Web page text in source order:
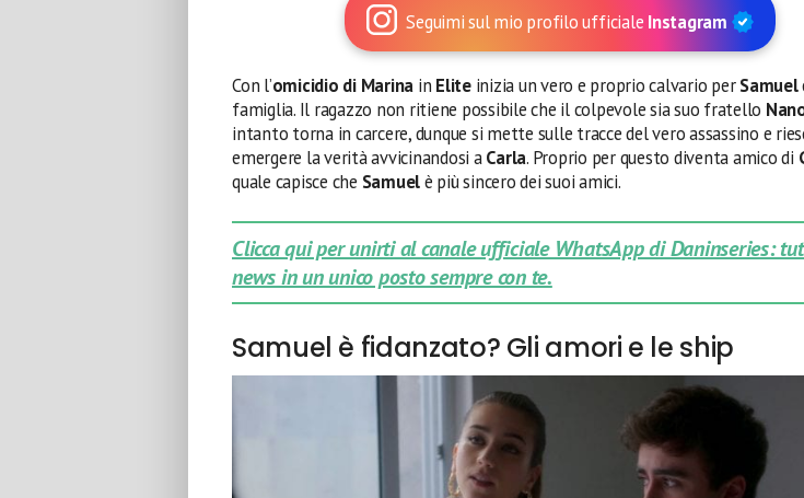
Seguimi sul mio profilo ufficiale Instagram
Con l’omicidio di Marina in Eliteinizia un vero e proprio calvario perSamuel
famiglia. Il ragazzo non ritiene possibile che il colpevole sia suo fratello
intanto torna in carcere, dunque si mette sulle tracce del vero assassino e
emergere la verità avvicinandosi aCarla. Proprio per questo diventa amico di
quale capisce che Samuelè più sincero dei suoi amici.
Clicca qui per unirti al canale ufficiale WhatsApp di Daninseries:
news in un unico posto sempre con te.
Samuel è fidanzato? Gli amori e le ship